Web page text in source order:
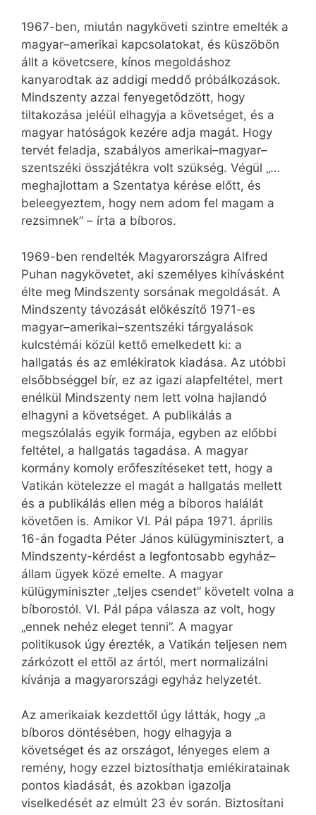
1967-ben, miután nagyköveti szintre emelték a
magyar–amerikai kapcsolatokat, és küszöbön
állt a követcsere, kínos megoldáshoz
kanyarodtak az addigi meddő próbálkozások.
Mindszenty azzal fenyegetődzött, hogy
tiltakozása jeléül elhagyja a követséget, és a
magyar hatóságok kezére adja magát. Hogy
tervét feladja, szabályos amerikai–magyar–
szentszéki összjátékra volt szükség. Végül „…
meghajlottam a Szentatya kérése előtt, és
beleegyeztem, hogy nem adom fel magam a
rezsimnek” – írta a bíboros.
1969-ben rendelték Magyarországra Alfred
Puhan nagykövetet, aki személyes kihívásként
élte meg Mindszenty sorsának megoldását. A
Mindszenty távozását előkészítő 1971-es
magyar–amerikai–szentszéki tárgyalások
kulcstémái közül kettő emelkedett ki: a
hallgatás és az emlékiratok kiadása. Az utóbbi
elsőbbséggel bír, ez az igazi alapfeltétel, mert
enélkül Mindszenty nem lett volna hajlandó
elhagyni a követséget. A publikálás a
megszólalás egyik formája, egyben az előbbi
feltétel, a hallgatás tagadása. A magyar
kormány komoly erőfeszítéseket tett, hogy a
Vatikán kötelezze el magát a hallgatás mellett
és a publikálás ellen még a bíboros halálát
követően is. Amikor VI. Pál pápa 1971. április
16-án fogadta Péter János külügyminisztert, a
Mindszenty-kérdést a legfontosabb egyház–
állam ügyek közé emelte. A magyar
külügyminiszter „teljes csendet” követelt volna a
bíborostól. VI. Pál pápa válasza az volt, hogy
„ennek nehéz eleget tenni”. A magyar
politikusok úgy érezték, a Vatikán teljesen nem
zárkózott el ettől az ártól, mert normalizálni
kívánja a magyarországi egyház helyzetét.
Az amerikaiak kezdettől úgy látták, hogy „a
bíboros döntésében, hogy elhagyja a
követséget és az országot, lényeges elem a
remény, hogy ezzel biztosíthatja emlékiratainak
pontos kiadását, és azokban igazolja
viselkedését az elmúlt 23 év során. Biztosítani